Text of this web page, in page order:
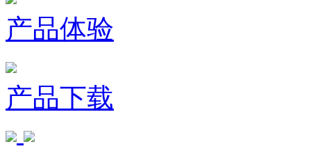
产品体验
产品下载